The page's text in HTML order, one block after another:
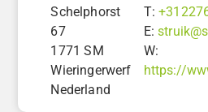
Schelphorst
67
1771 SM
Wieringerwerf
Nederland
T:
E:
W:
https://